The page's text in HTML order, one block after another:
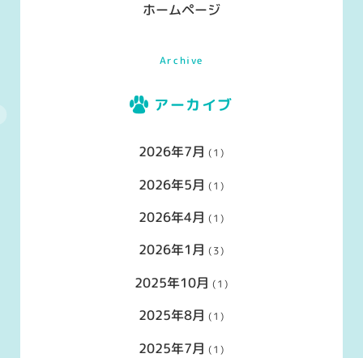
ホームページ
Archive
アーカイブ
2026年7月 (1)
2026年5月 (1)
2026年4月 (1)
2026年1月 (3)
2025年10月 (1)
2025年8月 (1)
2025年7月 (1)